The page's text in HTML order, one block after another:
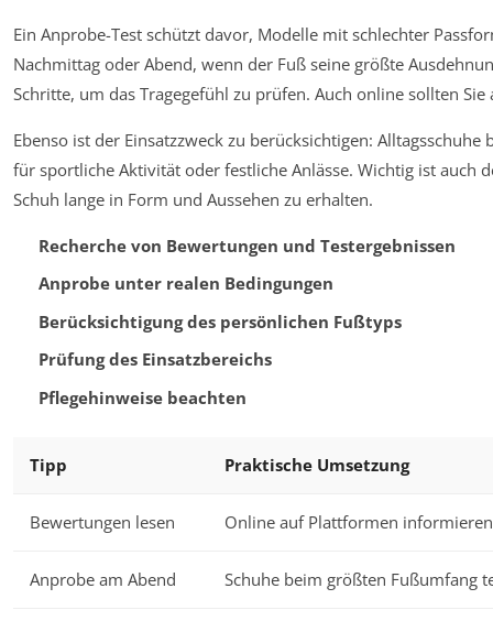
Ein Anprobe-Test schützt davor, Modelle mit schlechter
Nachmittag oder Abend, wenn der Fuß seine größte
Schritte, um das Tragegefühl zu prüfen. Auch online sollten
Ebenso ist der Einsatzzweck zu berücksichtigen:
für sportliche Aktivität oder festliche Anlässe. Wichtig ist auch
Schuh lange in Form und Aussehen zu erhalten.
Recherche von Bewertungen und Testergebnissen
Anprobe unter realen Bedingungen
Berücksichtigung des persönlichen Fußtyps
Prüfung des Einsatzbereichs
Pflegehinweise beachten
Tipp Praktische Umsetzung
Bewertungen lesen Online auf Plattformen informieren
Anprobe am Abend Schuhe beim größten Fußumfang